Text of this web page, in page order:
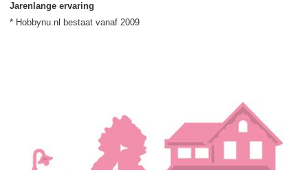
Jarenlange ervaring
* Hobbynu.nl bestaat vanaf 2009